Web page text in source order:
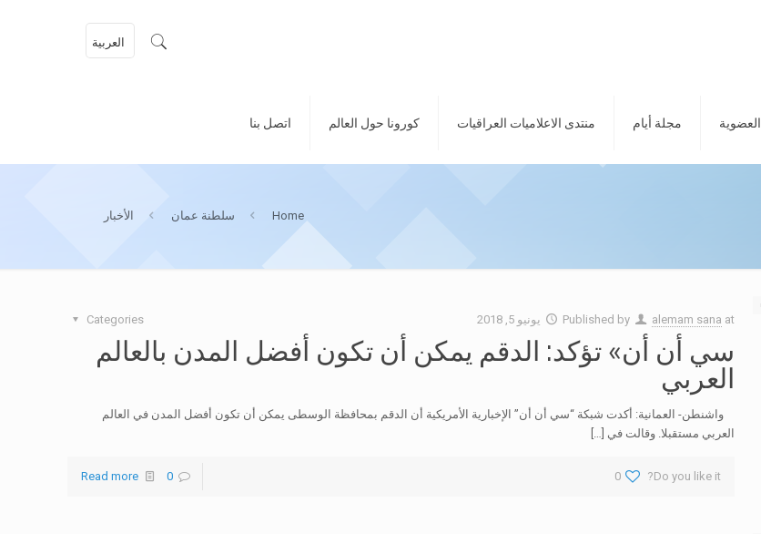
العضوية مجلة أيام منتدى الاعلاميات العراقيات كورونا حول العالم اتصل بنا
العربية
Home سلطنة عمان الأخبار
Published by alemam sana at يونيو 5, 2018 Categories
سي أن أن» تؤكد: الدقم يمكن أن تكون أفضل المدن بالعالم
العربي
واشنطن- العمانية: أكدت شبكة “سي أن أن” الإخبارية الأمريكية أن الدقم بمحافظة الوسطى يمكن أن تكون أفضل المدن في العالم
العربي مستقبلا. وقالت في […]
Do you like it?
0
0
Read more